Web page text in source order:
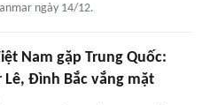
ngày 14/12.
Nam gặp Trung Quốc:
Lê, Đình Bắc vắng mặt